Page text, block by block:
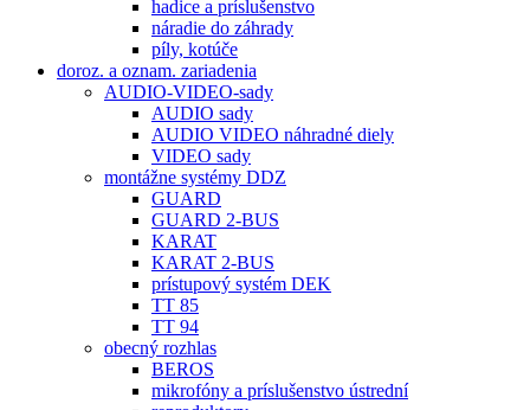
hadice a príslušenstvo
náradie do záhrady
píly, kotúče
doroz. a oznam. zariadenia
AUDIO-VIDEO-sady
AUDIO sady
AUDIO VIDEO náhradné diely
VIDEO sady
montážne systémy DDZ
GUARD
GUARD 2-BUS
KARAT
KARAT 2-BUS
prístupový systém DEK
TT 85
TT 94
obecný rozhlas
BEROS
mikrofóny a príslušenstvo ústrední